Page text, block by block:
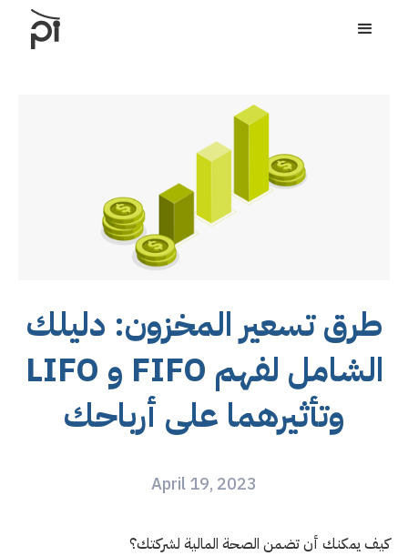
طرق تسعير المخزون: دليلك
الشامل لفهم FIFO و LIFO
وتأثيرهما على أرباحك
April 19, 2023
كيف يمكنك أن تضمن الصحة المالية لشركتك؟